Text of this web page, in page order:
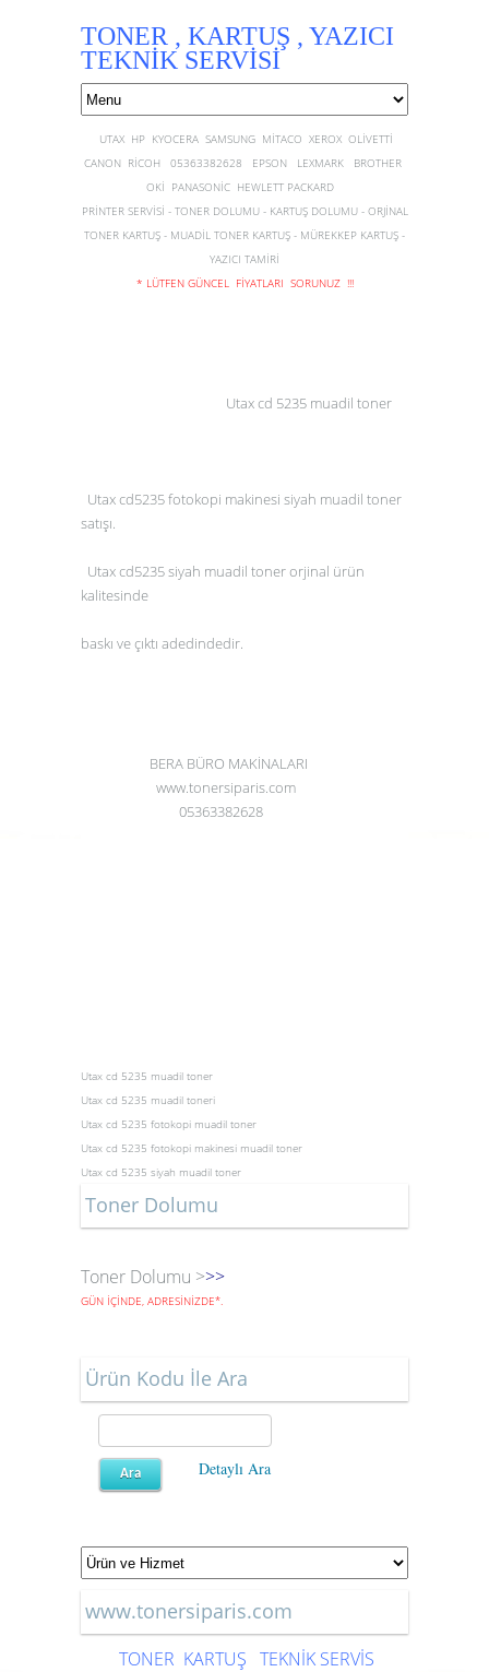
TONER , KARTUŞ , YAZICI
TEKNİK SERVİSİ
UTAX HP KYOCERA SAMSUNG MİTACO XEROX OLİVETTİ
CANON RİCOH 05363382628 EPSON LEXMARK BROTHER
OKİ PANASONİC HEWLETT PACKARD
PRİNTER SERVİSİ - TONER DOLUMU - KARTUŞ DOLUMU - ORJİNAL
TONER KARTUŞ - MUADİL TONER KARTUŞ - MÜREKKEP KARTUŞ -
YAZICI TAMİRİ
* LÜTFEN GÜNCEL FİYATLARI SORUNUZ !!!
Utax cd 5235 muadil toner
Utax cd5235 fotokopi makinesi siyah muadil toner
satışı.
Utax cd5235 siyah muadil toner orjinal ürün
kalitesinde
baskı ve çıktı adedindedir.
BERA BÜRO MAKİNALARI
www.tonersiparis.com
05363382628
Utax cd 5235 muadil toner
Utax cd 5235 muadil toneri
Utax cd 5235 fotokopi muadil toner
Utax cd 5235 fotokopi makinesi muadil toner
Utax cd 5235 siyah muadil toner
Toner Dolumu
Toner Dolumu >>>
GÜN İÇİNDE, ADRESİNİZDE*.
Ürün Kodu İle Ara
Detaylı Ara
www.tonersiparis.com
TONER KARTUŞ TEKNİK SERVİS